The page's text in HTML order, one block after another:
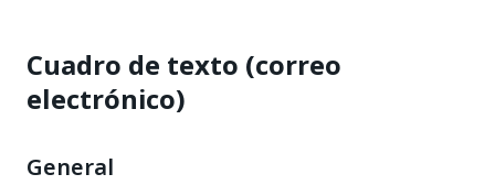
Cuadro de texto (correo
electrónico)
General